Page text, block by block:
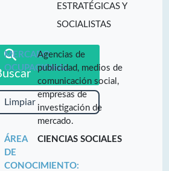
Limpiar
ESTRATÉGICAS Y
SOCIALISTAS
MERCADO
OCUPACIONAL:
Agencias de
publicidad, medios de
comunicación social,
empresas de
investigación de
mercado.
ÁREA
DE
CONOCIMIENTO:
CIENCIAS SOCIALES